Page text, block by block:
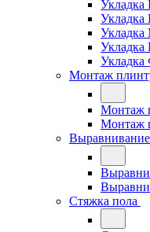
Укладка
Укладка
Укладка
Укладка
Монтаж
Монтаж
Монтаж
Стяжка пола